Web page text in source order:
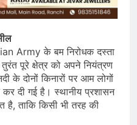
Army के बम निरोधक दस्ता
पूरे क्षेत्र को अपने नियंत्रण
के दोनों किनारों पर आम लोगों
कर दी गई है। स्थानीय प्रशासन
है, ताकि किसी भी तरह की